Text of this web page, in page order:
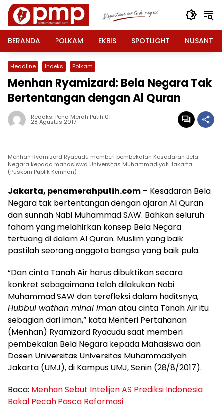
Langsung
konten
BERANDA
POLKAM EKBIS SPOTLIGHT
Headline Indeks Polkam
Menhan Ryamizard: Bela Negara Tak
Bertentangan dengan Al Quran
Redaksi Pena Merah Putih 01
28 Agustus 2017
Menhan Ryamizard Ryacudu memberi pembekalan Kesadaran Bela
Negara kepada mahasiswa Universitas Muhammadiyah Jakarta.
(Puskom Publik Kemhan)
Jakarta, penamerahputih.com – Kesadaran Bela
Negara tak bertentangan dengan ajaran Al Quran
dan sunnah Nabi Muhammad SAW. Bahkan seluruh
faham yang melahirkan konsep Bela Negara
tertuang di dalam Al Quran. Muslim yang baik
pastilah seorang anggota bangsa yang baik pula.
“Dan cinta Tanah Air harus dibuktikan secara
konkret sebagaimana telah dilakukan Nabi
Muhammad SAW dan terefleksi dalam haditsnya,
Hubbul wathan minal imanatau cinta Tanah Air itu
sebagian dari iman,” kata Menteri Pertahanan
(Menhan) Ryamizard Ryacudu saat memberi
pembekalan Bela Negara kepada Mahasiswa dan
Dosen Universitas Universitas Muhammadiyah
Jakarta (UMJ), di Kampus UMJ, Senin (28/8/2017).
Baca: Menhan Sebut Intelijen AS Prediksi Indonesia
Bakal Pecah Pasca Reformasi